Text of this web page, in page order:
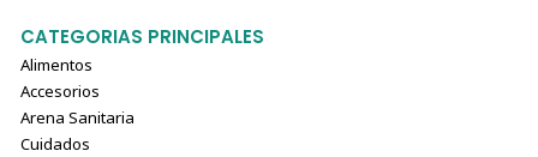
CATEGORIAS PRINCIPALES
Alimentos
Accesorios
Arena Sanitaria
Cuidados